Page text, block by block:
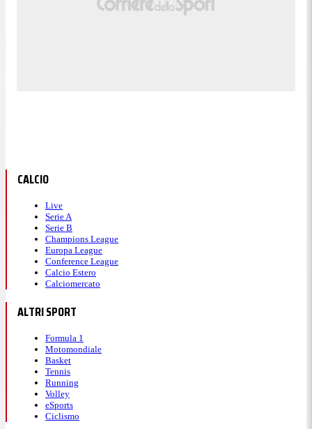
CALCIO
Live
Serie A
Serie B
Champions League
Europa League
Conference League
Calcio Estero
Calciomercato
ALTRI SPORT
Formula 1
Motomondiale
Basket
Tennis
Running
Volley
eSports
Ciclismo